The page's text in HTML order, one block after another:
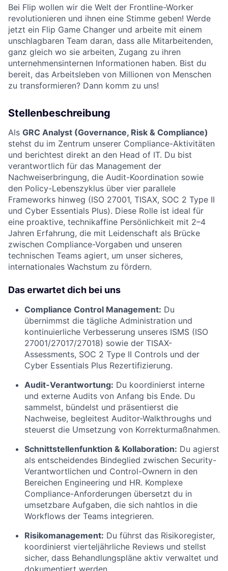
Bei Flip wollen wir die Welt der Frontline-Worker
revolutionieren und ihnen eine Stimme geben! Werde
jetzt ein Flip Game Changer und arbeite mit einem
unschlagbaren Team daran, dass alle Mitarbeitenden,
ganz gleich wo sie arbeiten, Zugang zu ihren
unternehmensinternen Informationen haben. Bist du
bereit, das Arbeitsleben von Millionen von Menschen
zu transformieren? Dann komm zu uns!
Stellenbeschreibung
Als GRC Analyst (Governance, Risk & Compliance)
stehst du im Zentrum unserer Compliance-Aktivitäten
und berichtest direkt an den Head of IT. Du bist
verantwortlich für das Management der
Nachweiserbringung, die Audit-Koordination sowie
den Policy-Lebenszyklus über vier parallele
Frameworks hinweg (ISO 27001, TISAX, SOC 2 Type II
und Cyber Essentials Plus). Diese Rolle ist ideal für
eine proaktive, technikaffine Persönlichkeit mit 2–4
Jahren Erfahrung, die mit Leidenschaft als Brücke
zwischen Compliance-Vorgaben und unseren
technischen Teams agiert, um unser sicheres,
internationales Wachstum zu fördern.
Das erwartet dich bei uns
Compliance Control Management: Du
übernimmst die tägliche Administration und
kontinuierliche Verbesserung unseres ISMS (ISO
27001/27017/27018) sowie der TISAX-
Assessments, SOC 2 Type II Controls und der
Cyber Essentials Plus Rezertifizierung.
Audit-Verantwortung: Du koordinierst interne
und externe Audits von Anfang bis Ende. Du
sammelst, bündelst und präsentierst die
Nachweise, begleitest Auditor-Walkthroughs und
steuerst die Umsetzung von Korrekturmaßnahmen.
Schnittstellenfunktion & Kollaboration: Du agierst
als entscheidendes Bindeglied zwischen Security-
Verantwortlichen und Control-Ownern in den
Bereichen Engineering und HR. Komplexe
Compliance-Anforderungen übersetzt du in
umsetzbare Aufgaben, die sich nahtlos in die
Workflows der Teams integrieren.
Risikomanagement: Du führst das Risikoregister,
koordinierst vierteljährliche Reviews und stellst
sicher, dass Behandlungspläne aktiv verwaltet und